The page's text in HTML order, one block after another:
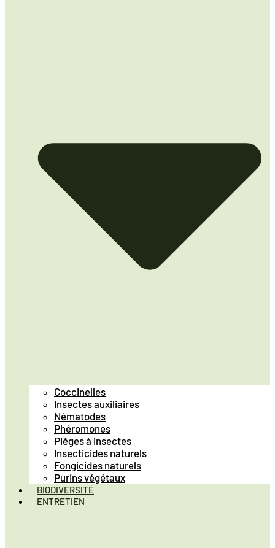
Coccinelles
Insectes auxiliaires
Nématodes
Phéromones
Pièges à insectes
Insecticides naturels
Fongicides naturels
Purins végétaux
BIODIVERSITÉ
ENTRETIEN